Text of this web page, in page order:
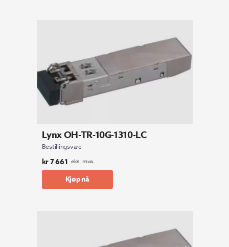
Lynx OH-TR-10G-1310-LC
Bestillingsvare
kr7 661 eks. mva.
Kjøp nå